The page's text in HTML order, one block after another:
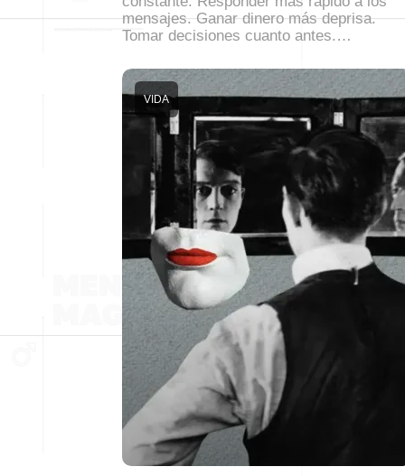
mensajes. Ganar dinero más deprisa.
Tomar decisiones cuanto antes.…
VIDA